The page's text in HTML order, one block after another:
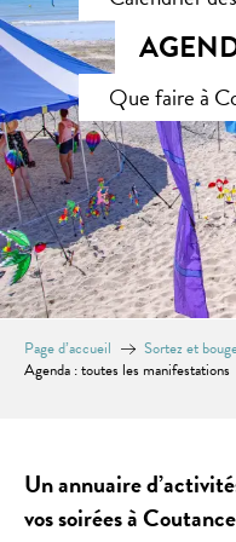
Que faire à
Page d’accueil Sortez et
Agenda : toutes les manifestations
Un annuaire
vos soirées à